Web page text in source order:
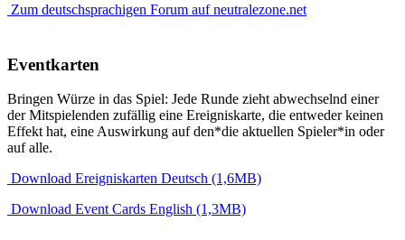
Zum deutschsprachigen Forum auf neutralezone.net
Eventkarten
Bringen Würze in das Spiel: Jede Runde zieht abwechselnd einer
der Mitspielenden zufällig eine Ereigniskarte, die entweder keinen
Effekt hat, eine Auswirkung auf den*die aktuellen Spieler*in oder
auf alle.
Download Ereigniskarten Deutsch (1,6MB)
Download Event Cards English (1,3MB)